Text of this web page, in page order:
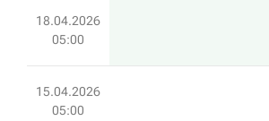
18.04.2026
05:00
15.04.2026
05:00